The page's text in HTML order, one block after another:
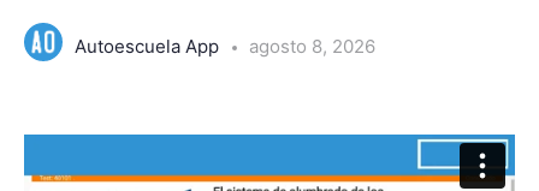
Autoescuela App agosto 8, 2026